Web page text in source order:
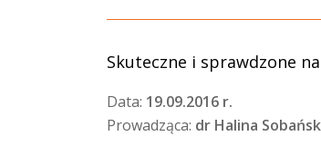
Skuteczne i sprawdzone
Data: 19.09.2016 r.
Prowadząca: dr Halina